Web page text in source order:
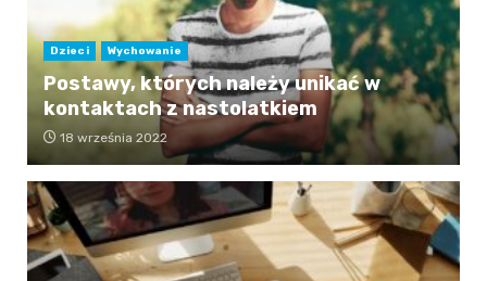
Dzieci Wychowanie
Postawy, których należy unikać w
kontaktach z nastolatkiem
18 września 2022